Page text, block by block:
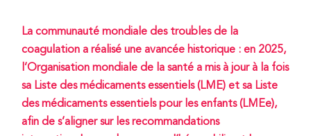
La communauté mondiale des troubles de la
coagulation a réalisé une avancée historique : en 2025,
l’Organisation mondiale de la santé a mis à jour à la fois
sa Liste des médicaments essentiels (LME) et sa Liste
des médicaments essentiels pour les enfants (LMEe),
afin de s’aligner sur les recommandations